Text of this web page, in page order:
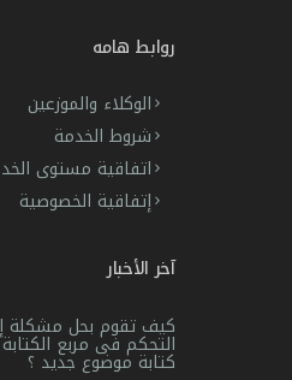
روابط هامه
الوكلاء والموزعين
شروط الخدمة
اتفاقية مستوى
إتفاقية الخصوصية
آخر الأخبار
كيف تقوم بحل مشكلة
التحكم فى مربع
كتابة موضوع جديد ؟